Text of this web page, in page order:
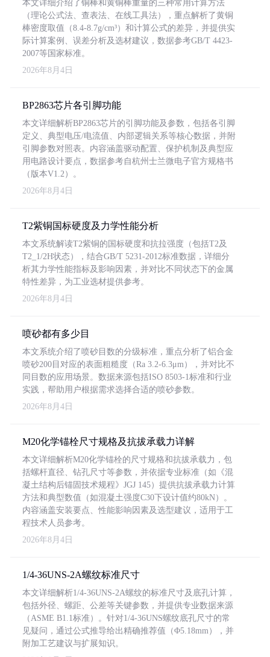
本文详细介绍了铜棒和黄铜棒重量的三种常用计算方法
（理论公式法、查表法、在线工具法），重点解析了黄铜
棒密度取值（8.4-8.7g/cm³）和计算公式的差异，并提供实
际计算案例、误差分析及选材建议，数据参考GB/T 4423-
2007等国家标准。
2026年8月4日
BP2863芯片各引脚功能
本文详细解析BP2863芯片的引脚功能及参数，包括各引脚
定义、典型电压/电流值、内部逻辑关系等核心数据，并附
引脚参数对照表。内容涵盖驱动配置、保护机制及典型应
用电路设计要点，数据参考自杭州士兰微电子官方规格书
（版本V1.2）。
2026年8月4日
T2紫铜国标硬度及力学性能分析
本文系统解读T2紫铜的国标硬度和抗拉强度（包括T2及
T2_1/2H状态），结合GB/T 5231-2012标准数据，详细分
析其力学性能指标及影响因素，并对比不同状态下的金属
特性差异，为工业选材提供参考。
2026年8月4日
喷砂都有多少目
本文系统介绍了喷砂目数的分级标准，重点分析了铝合金
喷砂200目对应的表面粗糙度（Ra 3.2-6.3μm），并对比不
同目数的应用场景。数据来源包括ISO 8503-1标准和行业
实践，帮助用户根据需求选择合适的喷砂参数。
2026年8月4日
M20化学锚栓尺寸规格及抗拔承载力详解
本文详细解析M20化学锚栓的尺寸规格和抗拔承载力，包
括螺杆直径、钻孔尺寸等参数，并依据专业标准（如《混
凝土结构后锚固技术规程》JGJ 145）提供抗拔承载力计算
方法和典型数值（如混凝土强度C30下设计值约80kN）。
内容涵盖安装要点、性能影响因素及选型建议，适用于工
程技术人员参考。
2026年8月4日
1/4-36UNS-2A螺纹标准尺寸
本文详细解析1/4-36UNS-2A螺纹的标准尺寸及底孔计算，
包括外径、螺距、公差等关键参数，并提供专业数据来源
（ASME B1.1标准）。针对1/4-36UNS螺纹底孔尺寸的常
见疑问，通过公式推导给出精确推荐值（Φ5.18mm），并
附加工艺建议与扩展知识。